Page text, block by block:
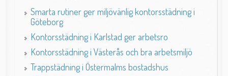
Smarta rutiner ger miljövänlig kontorsstädning i
Göteborg
Kontorsstädning i Karlstad ger arbetsro
Kontorsstädning i Västerås och bra arbetsmiljö
Trappstädning i Östermalms bostadshus